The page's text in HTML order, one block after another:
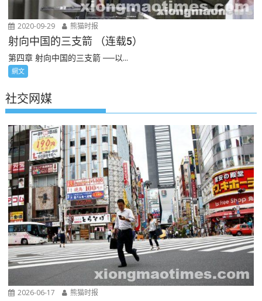
2020-09-29 熊猫时报
射向中国的三支箭 （连载5）
第四章 射向中国的三支箭 ──以...
網文
社交网媒
2026-06-17 熊猫时报